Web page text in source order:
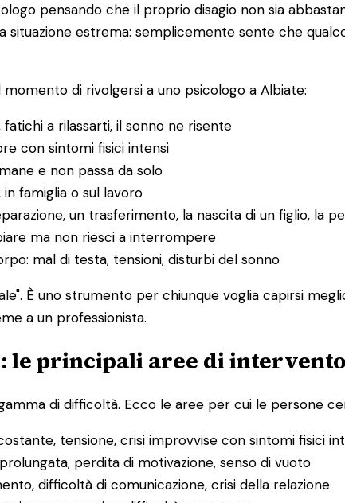
pensando che il proprio disagio non sia
situazione estrema: semplicemente sente che
di rivolgersi a uno psicologo a Albiate:
a rilassarti, il sonno ne risente
con sintomi fisici intensi
e non passa da solo
famiglia o sul lavoro
un trasferimento, la nascita di un figlio, la
ma non riesci a interrompere
mal di testa, tensioni, disturbi del sonno
È uno strumento per chiunque voglia capirsi
a un professionista.
le principali aree di intervento
di difficoltà. Ecco le aree per cui le persone
tensione, crisi improvvise con sintomi fisici
perdita di motivazione, senso di vuoto
difficoltà di comunicazione, crisi della relazione